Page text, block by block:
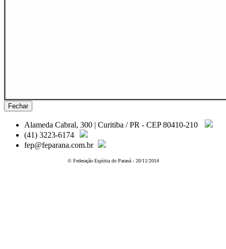
Fechar
Alameda Cabral, 300 | Curitiba / PR - CEP 80410-210
(41) 3223-6174
fep@feparana.com.br
© Federação Espírita do Paraná - 20/11/2014